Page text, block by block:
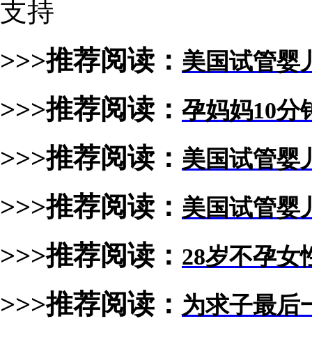
支持
>>>推荐阅读： 美国试管婴
>>>推荐阅读： 孕妈妈10分
>>>推荐阅读： 美国试管婴
>>>推荐阅读： 美国试管婴
>>>推荐阅读： 28岁不孕女
>>>推荐阅读： 为求子最后